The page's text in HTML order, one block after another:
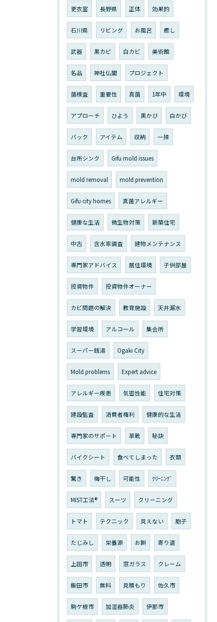
更衣室 長野県 正体 効果的
石川県 リビング お風呂 癒し
武器 黒カビ 白カビ 美術館
名品 神社仏閣 プロジェクト
菌検査 重要性 真菌 1年中 環境
アプローチ ひよう 黒かび 白かび
バック アイテム 収納 一掃
台所シンク Gifu mold issues
mold removal mold prevention
Gifu city homes 真菌アレルギー
健康な生活 微生物対策 新築住宅
中古 含水率調査 建物メンテナンス
専門家アドバイス 居住環境 子供部屋
投資物件 投資物件オーナー
カビ問題の解決 教育施設 天井漏水
学習環境 アルコール 集会所
スーパー銭湯 Ogaki City
Mold problems Expert advice
アレルギー疾患 気密性能 住宅対策
建設監査 消費者権利 健康的な生活
専門家のサポート 革靴 秘訣
バイクシート 食べてしまった 衣類
驚き 梅干し 可能性 ｸﾘｰﾆﾝｸﾞ
MIST工法® スーツ クリーニング
トマト テクニック 見えない 胞子
たじみし 栄養源 お餅 寄り道
上田市 透明 窓ガラス クレーム
飯田市 無料 見積もり 佐久市
駒ケ根市 加湿器肺炎 伊那市